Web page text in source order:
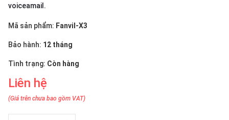
voiceamail.
Mã sản phẩm: Fanvil-X3
Bảo hành: 12 tháng
Tình trạng: Còn hàng
Liên hệ
(Giá trên chưa bao gồm VAT)
hệ
Giới
Tiếng
việt